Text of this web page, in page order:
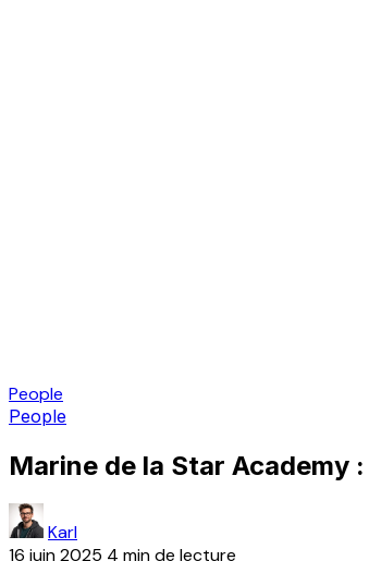
People
People
Marine de la Star Academy
Karl
16 juin 2025 4 min de lecture